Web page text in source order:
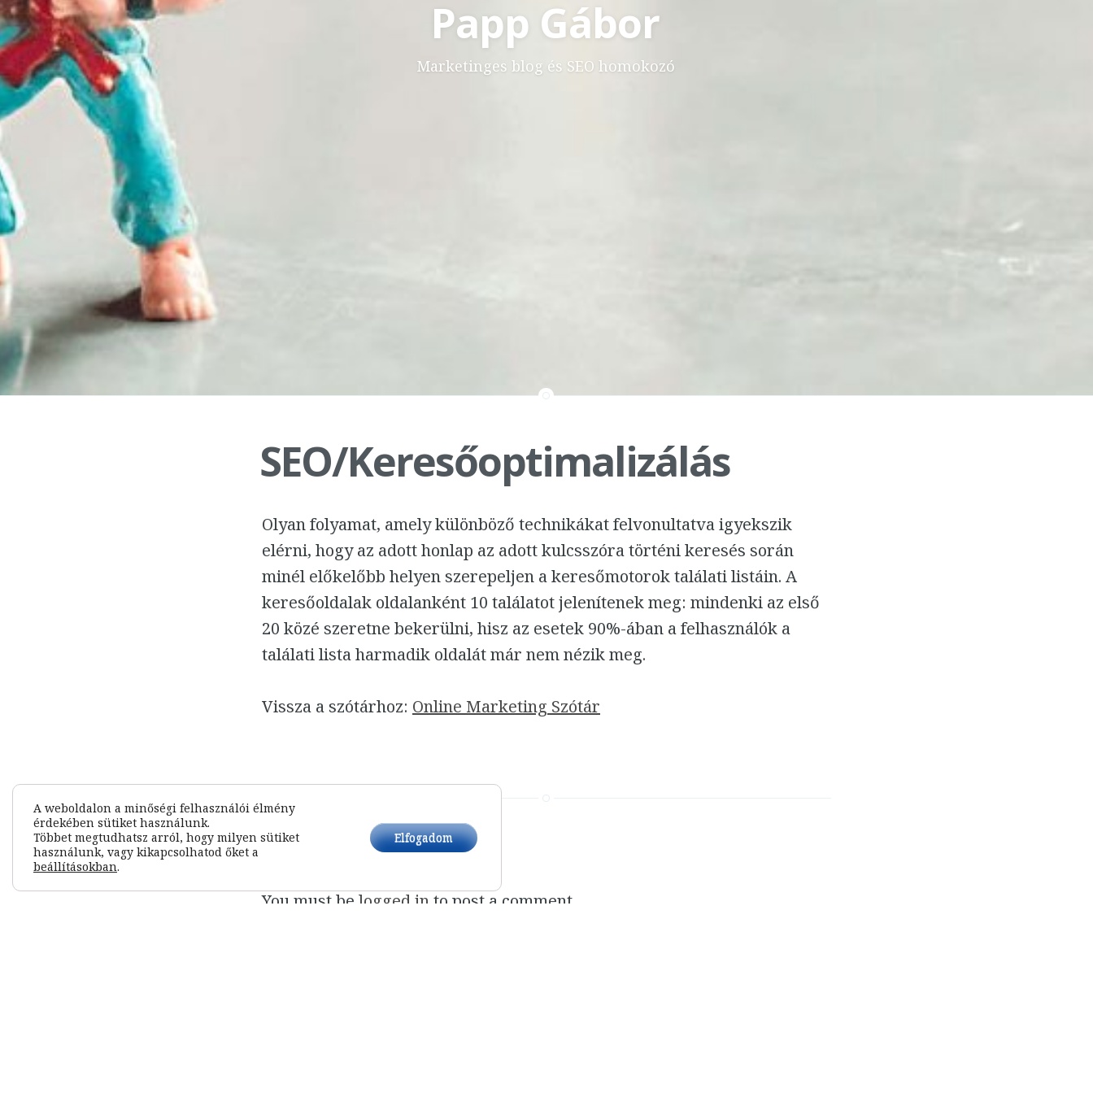
Papp Gábor
Marketinges blog és SEO homokozó
SEO/Keresőoptimalizálás
Olyan folyamat, amely különböző technikákat felvonultatva igyekszik
elérni, hogy az adott honlap az adott kulcsszóra történi keresés során
minél előkelőbb helyen szerepeljen a keresőmotorok találati listáin. A
keresőoldalak oldalanként 10 találatot jelenítenek meg: mindenki az első
20 közé szeretne bekerülni, hisz az esetek 90%-ában a felhasználók a
találati lista harmadik oldalát már nem nézik meg.
Vissza a szótárhoz: Online Marketing Szótár
Leave a Reply
You must be logged in to post a comment.
A weboldalon a minőségi felhasználói élmény
érdekében sütiket használunk.
Többet megtudhatsz arról, hogy milyen sütiket
használunk, vagy kikapcsolhatod őket a
beállításokban.
Elfogadom